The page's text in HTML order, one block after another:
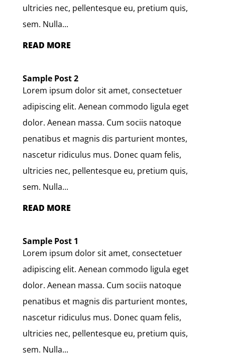
ultricies nec, pellentesque eu, pretium quis,
sem. Nulla...
READ MORE
Sample Post 2
Lorem ipsum dolor sit amet, consectetuer
adipiscing elit. Aenean commodo ligula eget
dolor. Aenean massa. Cum sociis natoque
penatibus et magnis dis parturient montes,
nascetur ridiculus mus. Donec quam felis,
ultricies nec, pellentesque eu, pretium quis,
sem. Nulla...
READ MORE
Sample Post 1
Lorem ipsum dolor sit amet, consectetuer
adipiscing elit. Aenean commodo ligula eget
dolor. Aenean massa. Cum sociis natoque
penatibus et magnis dis parturient montes,
nascetur ridiculus mus. Donec quam felis,
ultricies nec, pellentesque eu, pretium quis,
sem. Nulla...